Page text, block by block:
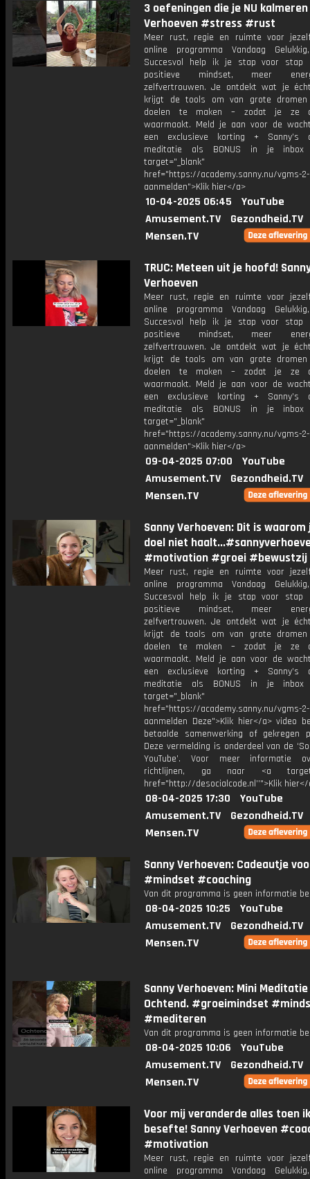
3 oefeningen die je NU kalmeren
Verhoeven #stress #rust
Meer rust, regie en ruimte voor
online programma Vandaag
Succesvol help ik je stap voor stap
positieve mindset, meer
zelfvertrouwen. Je ontdekt wat je
krijgt de tools om van grote dromen
doelen te maken – zodat je ze
waarmaakt. Meld je aan voor de
een exclusieve korting + Sanny’s
meditatie als BONUS in je
target="_blank"
href="https://academy.sanny.nu/vgms-2-
aanmelden">Klik hier</a>
10-04-2025 06:45
YouTube
Amusement.TV
Gezondheid.TV
Mensen.TV
TRUC: Meteen uit je hoofd!
Verhoeven
Meer rust, regie en ruimte voor
online programma Vandaag
Succesvol help ik je stap voor stap
positieve mindset, meer
zelfvertrouwen. Je ontdekt wat je
krijgt de tools om van grote dromen
doelen te maken – zodat je ze
waarmaakt. Meld je aan voor de
een exclusieve korting + Sanny’s
meditatie als BONUS in je
target="_blank"
href="https://academy.sanny.nu/vgms-2-
aanmelden">Klik hier</a>
09-04-2025 07:00
YouTube
Amusement.TV
Gezondheid.TV
Mensen.TV
Sanny Verhoeven: Dit is waarom
doel niet
#motivation #groei #bewustzij
Meer rust, regie en ruimte voor
online programma Vandaag
Succesvol help ik je stap voor stap
positieve mindset, meer
zelfvertrouwen. Je ontdekt wat je
krijgt de tools om van grote dromen
doelen te maken – zodat je ze
waarmaakt. Meld je aan voor de
een exclusieve korting + Sanny’s
meditatie als BONUS in je
target="_blank"
href="https://academy.sanny.nu/vgms-2-
aanmelden Deze">Klik hier</a> video
betaalde samenwerking of gekregen
Deze vermelding is onderdeel van de
YouTube’. Voor meer informatie
richtlijnen, ga naar <a
href="http://desocialcode.nl’’">Klik
08-04-2025 17:30
YouTube
Amusement.TV
Gezondheid.TV
Mensen.TV
Sanny Verhoeven: Cadeautje
#mindset #coaching
Van dit programma is geen informatie
08-04-2025 10:25
YouTube
Amusement.TV
Gezondheid.TV
Mensen.TV
Sanny Verhoeven: Mini Meditatie
Ochtend. #groeimindset
#mediteren
Van dit programma is geen informatie
08-04-2025 10:06
YouTube
Amusement.TV
Gezondheid.TV
Mensen.TV
Voor mij veranderde alles toen
besefte! Sanny Verhoeven
#motivation
Meer rust, regie en ruimte voor
online programma Vandaag